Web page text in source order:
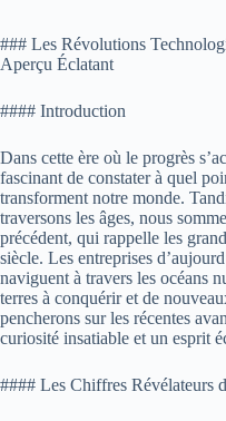
### Les Révolutions
Aperçu Éclatant
#### Introduction
Dans cette ère où le progrès
fascinant de constater à quel
transforment notre monde.
traversons les âges, nous
précédent, qui rappelle les
siècle. Les entreprises
naviguent à travers les océans
terres à conquérir et de
pencherons sur les récentes
curiosité insatiable et un esprit
#### Les Chiffres